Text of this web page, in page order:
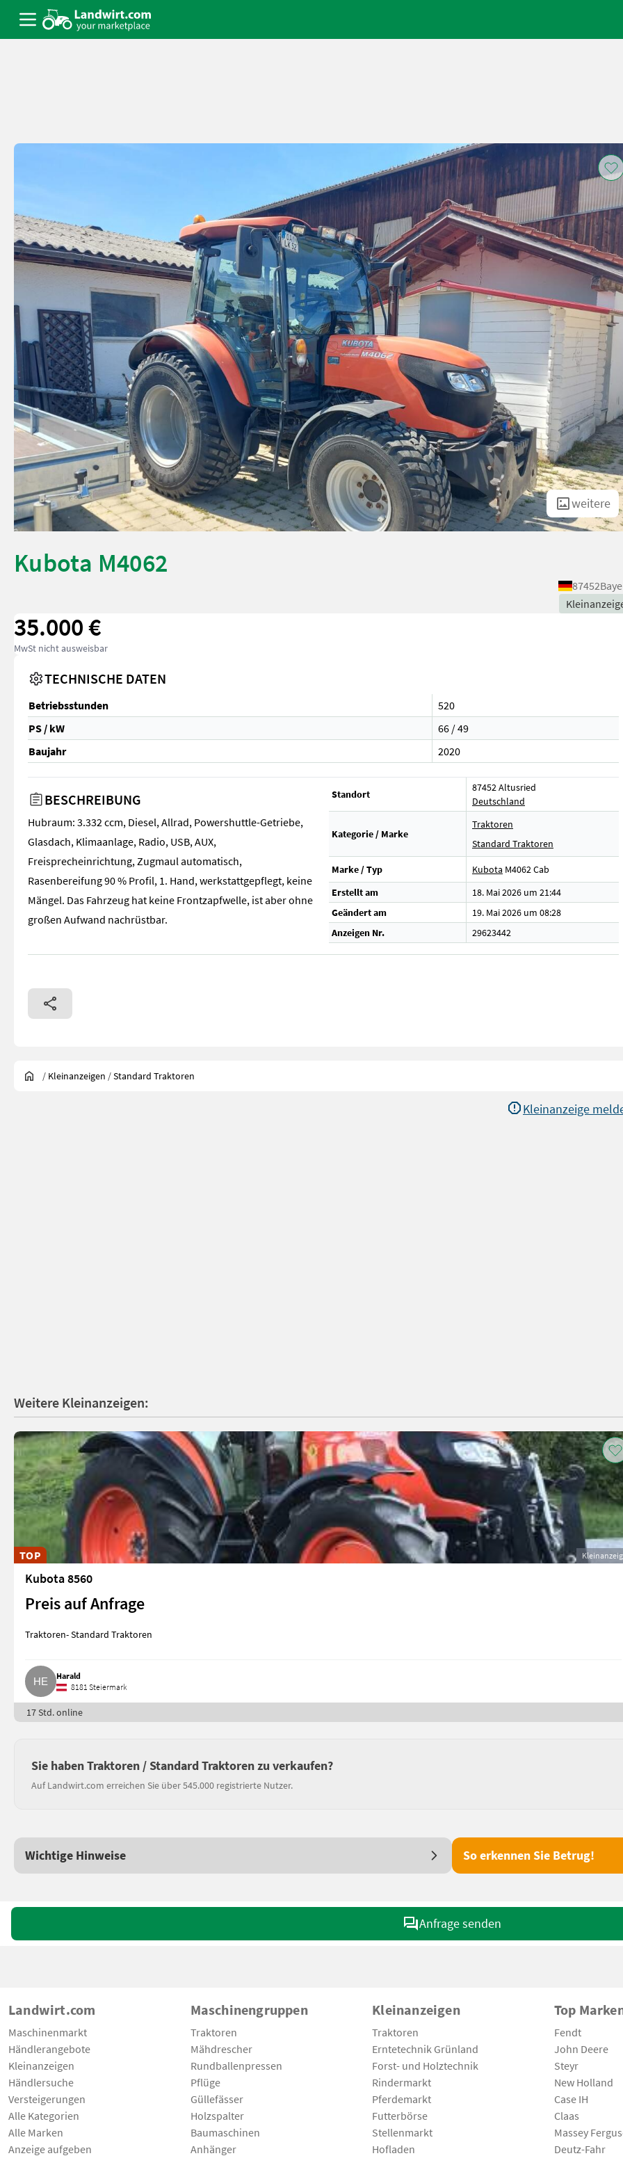
weitere
Kubota M4062
87452
35.000 €
MwSt nicht ausweisbar
TECHNISCHE DATEN
Betriebsstunden
520
PS / kW
66 / 49
Baujahr
2020
BESCHREIBUNG
Hubraum: 3.332 ccm, Diesel, Allrad, Powershuttle-Getriebe,
Glasdach, Klimaanlage, Radio, USB, AUX,
Freisprecheinrichtung, Zugmaul automatisch,
Rasenbereifung 90 % Profil, 1. Hand, werkstattgepflegt, keine
Mängel. Das Fahrzeug hat keine Frontzapfwelle, ist aber ohne
großen Aufwand nachrüstbar.
Standort
87452 Altusried
Deutschland
Kategorie / Marke
Traktoren
Standard Traktoren
Marke / Typ Kubota M4062 Cab
Erstellt am
18. Mai 2026 um 21:44
Geändert am
19. Mai 2026 um 08:28
Anzeigen Nr.
29623442
/ Kleinanzeigen /Standard Traktoren
Kleinanzeige
Weitere Kleinanzeigen:
TOP
Kubota 8560
Preis auf Anfrage
Traktoren- Standard Traktoren
Harald
8181 Steiermark
17 Std. online
Sie haben Traktoren / Standard Traktoren zu verkaufen?
Auf Landwirt.com erreichen Sie über 545.000 registrierte Nutzer.
Wichtige Hinweise So erkennen Sie Betrug!
Anfrage senden
Landwirt.com
Maschinenmarkt
Händlerangebote
Kleinanzeigen
Händlersuche
Versteigerungen
Alle Kategorien
Alle Marken
Anzeige aufgeben
Maschinengruppen
Traktoren
Mähdrescher
Rundballenpressen
Pflüge
Güllefässer
Holzspalter
Baumaschinen
Anhänger
Kleinanzeigen
Traktoren
Erntetechnik Grünland
Forst- und Holztechnik
Rindermarkt
Pferdemarkt
Futterbörse
Stellenmarkt
Hofladen
Top
Fendt
John Deere
Steyr
New Holland
Case IH
Claas
Massey
Deutz-Fahr